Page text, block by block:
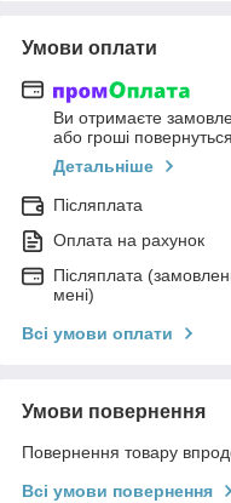
Умови оплати
Ви отримаєте
або гроші
Детальніше
Післяплата
Оплата на рахунок
Післяплата
мені)
Всі умови оплати
Умови повернення
Повернення товару
Всі умови повернення